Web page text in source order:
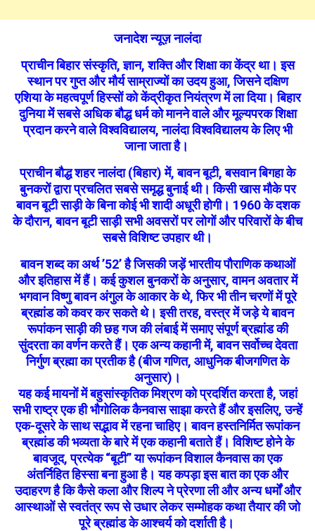
जनादेश न्यूज़ नालंदा
प्राचीन बिहार संस्कृति, ज्ञान, शक्ति और शिक्षा का केंद्र था। इस
स्थान पर गुप्त और मौर्य साम्राज्यों का उदय हुआ, जिसने दक्षिण
एशिया के महत्वपूर्ण हिस्सों को केंद्रीकृत नियंत्रण में ला दिया। बिहार
दुनिया में सबसे अधिक बौद्ध धर्म को मानने वाले और मूल्यपरक शिक्षा
प्रदान करने वाले विश्वविद्यालय, नालंदा विश्वविद्यालय के लिए भी
जाना जाता है।
प्राचीन बौद्ध शहर नालंदा (बिहार) में, बावन बूटी, बसवान बिगहा के
बुनकरों द्वारा प्रचलित सबसे समृद्ध बुनाई थी। किसी खास मौके पर
बावन बूटी साड़ी के बिना कोई भी शादी अधूरी होगी। 1960 के दशक
के दौरान, बावन बूटी साड़ी सभी अवसरों पर लोगों और परिवारों के बीच
सबसे विशिष्ट उपहार थी।
बावन शब्द का अर्थ ’52’ है जिसकी जड़ें भारतीय पौराणिक कथाओं
और इतिहास में हैं। कई कुशल बुनकरों के अनुसार, वामन अवतार में
भगवान विष्णु बावन अंगुल के आकार के थे, फिर भी तीन चरणों में पूरे
ब्रह्मांड को कवर कर सकते थे। इसी तरह, वस्त्र में जड़े ये बावन
रूपांकन साड़ी की छह गज की लंबाई में समाए संपूर्ण ब्रह्मांड की
सुंदरता का वर्णन करते हैं। एक अन्य कहानी में, बावन सर्वोच्च देवता
निर्गुण ब्रह्मा का प्रतीक है (बीज गणित, आधुनिक बीजगणित के
अनुसार)।
यह कई मायनों में बहुसांस्कृतिक मिश्रण को प्रदर्शित करता है, जहां
सभी राष्ट्र एक ही भौगोलिक कैनवास साझा करते हैं और इसलिए, उन्हें
एक-दूसरे के साथ सद्भाव में रहना चाहिए। बावन हस्तनिर्मित रूपांकन
ब्रह्मांड की भव्यता के बारे में एक कहानी बताते हैं। विशिष्ट होने के
बावजूद, प्रत्येक “बूटी” या रूपांकन विशाल कैनवास का एक
अंतर्निहित हिस्सा बना हुआ है। यह कपड़ा इस बात का एक और
उदाहरण है कि कैसे कला और शिल्प ने प्रेरणा ली और अन्य धर्मों और
आस्थाओं से स्वतंत्र रूप से उधार लेकर सम्मोहक कथा तैयार की जो
पूरे ब्रह्मांड के आश्चर्य को दर्शाती है।